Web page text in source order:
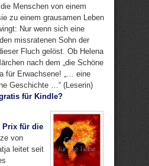
Menschen von einem
zu einem grausamen Leben
Nur wenn sich eine
missratenen Sohn der
Fluch gelöst. Ob Helena
nach dem „die Schöne
für Erwachsene! „… eine
Geschichte …“ (Leserin)
für Kindle?
Prix für die
von
leitet seit